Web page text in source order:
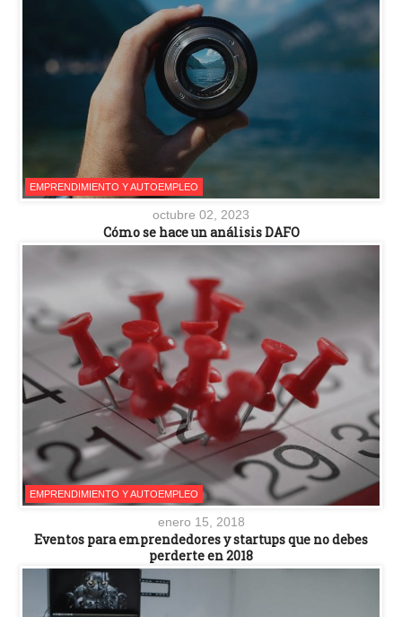
EMPRENDIMIENTO Y AUTOEMPLEO
octubre 02, 2023
Cómo se hace un análisis DAFO
EMPRENDIMIENTO Y AUTOEMPLEO
enero 15, 2018
Eventos para emprendedores y startups que no debes
perderte en 2018